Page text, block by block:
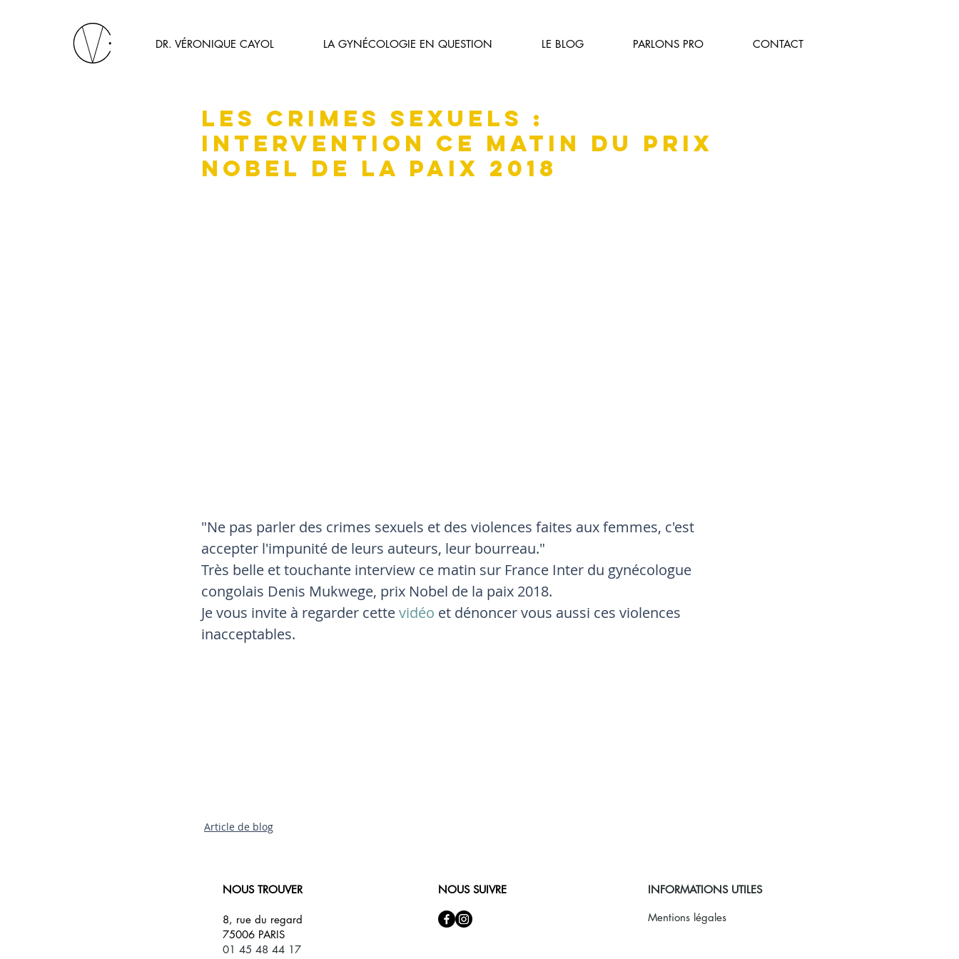
DR. VÉRONIQUE CAYOL LA GYNÉCOLOGIE EN QUESTION LE BLOG PARLONS PRO CONTACT
Les crimes sexuels :
intervention ce matin du prix
Nobel de la Paix 2018
"Ne pas parler des crimes sexuels et des violences faites aux femmes, c'est
accepter l'impunité de leurs auteurs, leur bourreau."
Très belle et touchante interview ce matin sur France Inter du gynécologue
congolais Denis Mukwege, prix Nobel de la paix 2018.
Je vous invite à regarder cette vidéo et dénoncer vous aussi ces violences
inacceptables.
Article de blog
NOUS TROUVER
8, rue du regard
75006 PARIS
01 45 48 44 17
NOUS SUIVRE INFORMATIONS UTILES
Mentions légales